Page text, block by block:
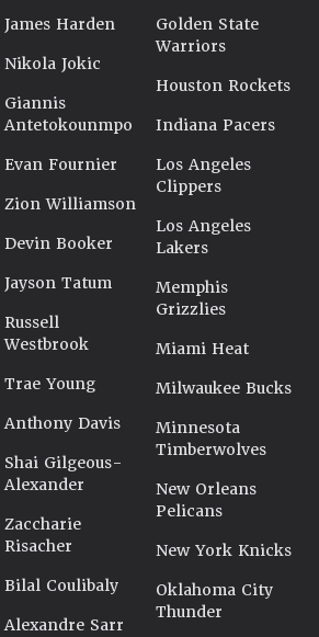
James Harden
Nikola Jokic
Giannis
Antetokounmpo
Evan Fournier
Zion Williamson
Devin Booker
Jayson Tatum
Russell
Westbrook
Trae Young
Anthony Davis
Shai Gilgeous-
Alexander
Zaccharie
Risacher
Bilal Coulibaly
Alexandre Sarr
Golden State
Warriors
Houston Rockets
Indiana Pacers
Los Angeles
Clippers
Los Angeles
Lakers
Memphis
Grizzlies
Miami Heat
Milwaukee Bucks
Minnesota
Timberwolves
New Orleans
Pelicans
New York Knicks
Oklahoma City
Thunder